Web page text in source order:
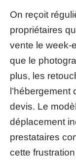
On reçoit
propriétaires
vente le week-
que le
plus, les
devis. Le
déplacement
prestataires
cette